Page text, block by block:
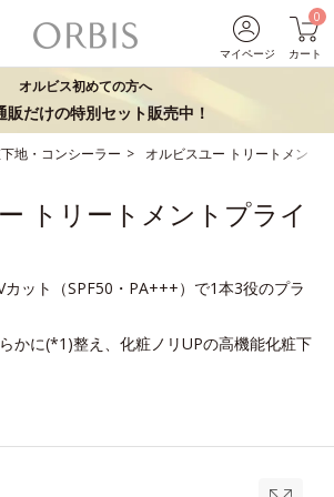
マイページ
0
カート
オルビス初めての方へ
販だけの特別セット販売中！
地・コンシーラー オルビスユー トリートメント
トリートメントプライ
ット（SPF50・PA+++）で1本3役のプラ
かに(*1)整え、化粧ノリUPの高機能化粧下